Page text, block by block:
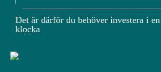
Det är därför du behöver investera i
klocka